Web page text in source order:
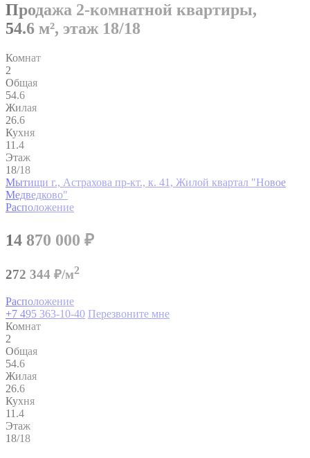
Продажа 2-комнатной квартиры,
54.6 м², этаж 18/18
Комнат
2
Общая
54.6
Жилая
26.6
Кухня
11.4
Этаж
18/18
Мытищи г., Астрахова пр-кт., к. 41, Жилой квартал "Новое
Медведково"
Расположение
14 870 000 ₽
272 344 ₽/м2
Расположение
+7 495 363-10-40 Перезвоните мне
Комнат
2
Общая
54.6
Жилая
26.6
Кухня
11.4
Этаж
18/18